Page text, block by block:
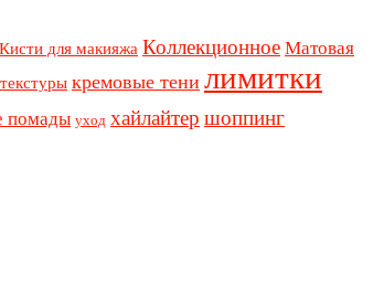
Кисти для макияжа Коллекционное Матовая
кремовые тени лимитки
помады уход хайлайтер шоппинг